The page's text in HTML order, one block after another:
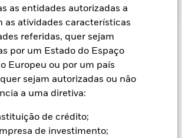
as entidades autorizadas a
as atividades características
referidas, quer sejam
por um Estado do Espaço
Europeu ou por um país
sejam autorizadas ou não
a uma diretiva:
de crédito;
de investimento;
Capital em Risco.
podem sofrer reduções ou aumentos e
Investidores podem não reaver o
investido.
dos mercados de acções,
das empresas e acontecimentos
das empresas, podem afectar o valor das